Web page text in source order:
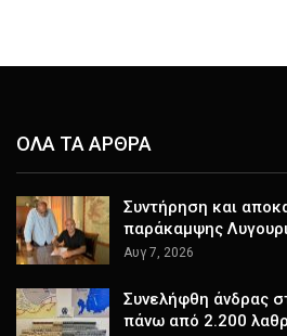
ΟΛΑ ΤΑ ΑΡΘΡΑ
Συντήρηση και
παράκαμψης
Αυγ 7, 2026
Συνελήφθη άνδρας
πάνω από 2.200